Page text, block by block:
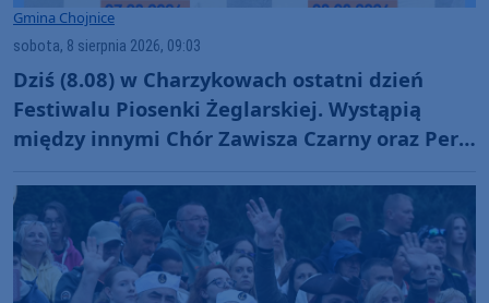
Gmina Chojnice
sobota, 8 sierpnia 2026, 09:03
Dziś (8.08) w Charzykowach ostatni dzień
Festiwalu Piosenki Żeglarskiej. Wystąpią
między innymi Chór Zawisza Czarny oraz Perły